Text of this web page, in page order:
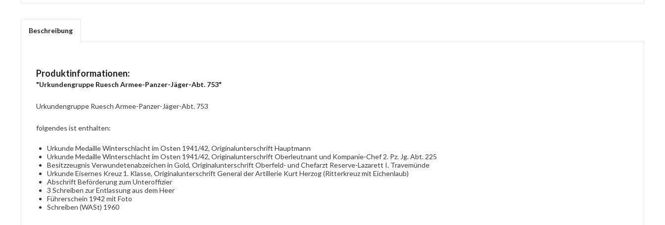
Beschreibung
Produktinformationen:
"Urkundengruppe Ruesch Armee-Panzer-Jäger-Abt. 753"
Urkundengruppe Ruesch Armee-Panzer-Jäger-Abt. 753
folgendes ist enthalten:
Urkunde Medaille Winterschlacht im Osten 1941/42, Originalunterschrift Hauptmann
Urkunde Medaille Winterschlacht im Osten 1941/42, Originalunterschrift Oberleutnant und Kompanie-Chef 2. Pz. Jg. Abt. 225
Besitzzeugnis Verwundetenabzeichen in Gold, Originalunterschrift Oberfeld- und Chefarzt Reserve-Lazarett I. Travemünde
Urkunde Eisernes Kreuz 1. Klasse, Originalunterschrift General der Artillerie Kurt Herzog (Ritterkreuz mit Eichenlaub)
Abschrift Beförderung zum Unteroffizier
3 Schreiben zur Entlassung aus dem Heer
Führerschein 1942 mit Foto
Schreiben (WASt) 1960